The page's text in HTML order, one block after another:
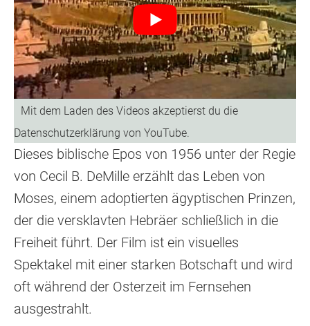
Dieses biblische Epos von 1956 unter der Regie
von Cecil B. DeMille erzählt das Leben von
Moses, einem adoptierten ägyptischen Prinzen,
der die versklavten Hebräer schließlich in die
Freiheit führt. Der Film ist ein visuelles
Spektakel mit einer starken Botschaft und wird
oft während der Osterzeit im Fernsehen
ausgestrahlt.